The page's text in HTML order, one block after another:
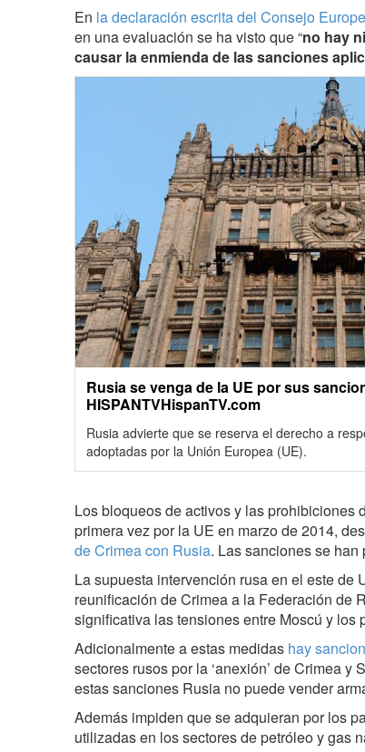
En la declaración escrita del Consejo
en una evaluación se ha visto que “no hay
causar la enmienda de las sanciones
Rusia se venga de la UE por sus
HISPANTVHispanTV.com
Rusia advierte que se reserva el derecho a
adoptadas por la Unión Europea (UE).
Los bloqueos de activos y las prohibiciones
primera vez por la UE en marzo de 2014,
de Crimea con Rusia. Las sanciones se
La supuesta intervención rusa en el este de
reunificación de Crimea a la Federación de
significativa las tensiones entre Moscú y los
Adicionalmente a estas medidas hay
sectores rusos por la ‘anexión’ de Crimea y
estas sanciones Rusia no puede vender
Además impiden que se adquieran por los
utilizadas en los sectores de petróleo y gas